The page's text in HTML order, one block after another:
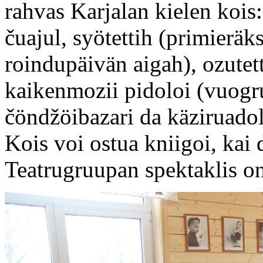
rahvas Karjalan kielen
čuajul, syötettih
roindupäivän aigah),
kaikenmozii pidoloi
čöndžöibazari da
Kois voi ostua kniigoi, kai
Teatrugruupan spektaklis